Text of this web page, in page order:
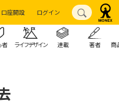
口座開設 ログイン
者 ライフデザイン 連載 著者 商